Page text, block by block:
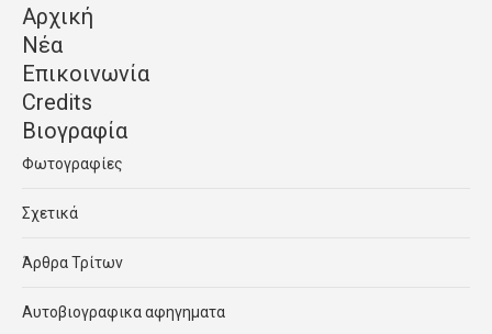
Αρχική
Νέα
Επικοινωνία
Credits
Βιογραφία
Φωτογραφίες
Σχετικά
Άρθρα Τρίτων
Αυτοβιογραφικα αφηγηματα